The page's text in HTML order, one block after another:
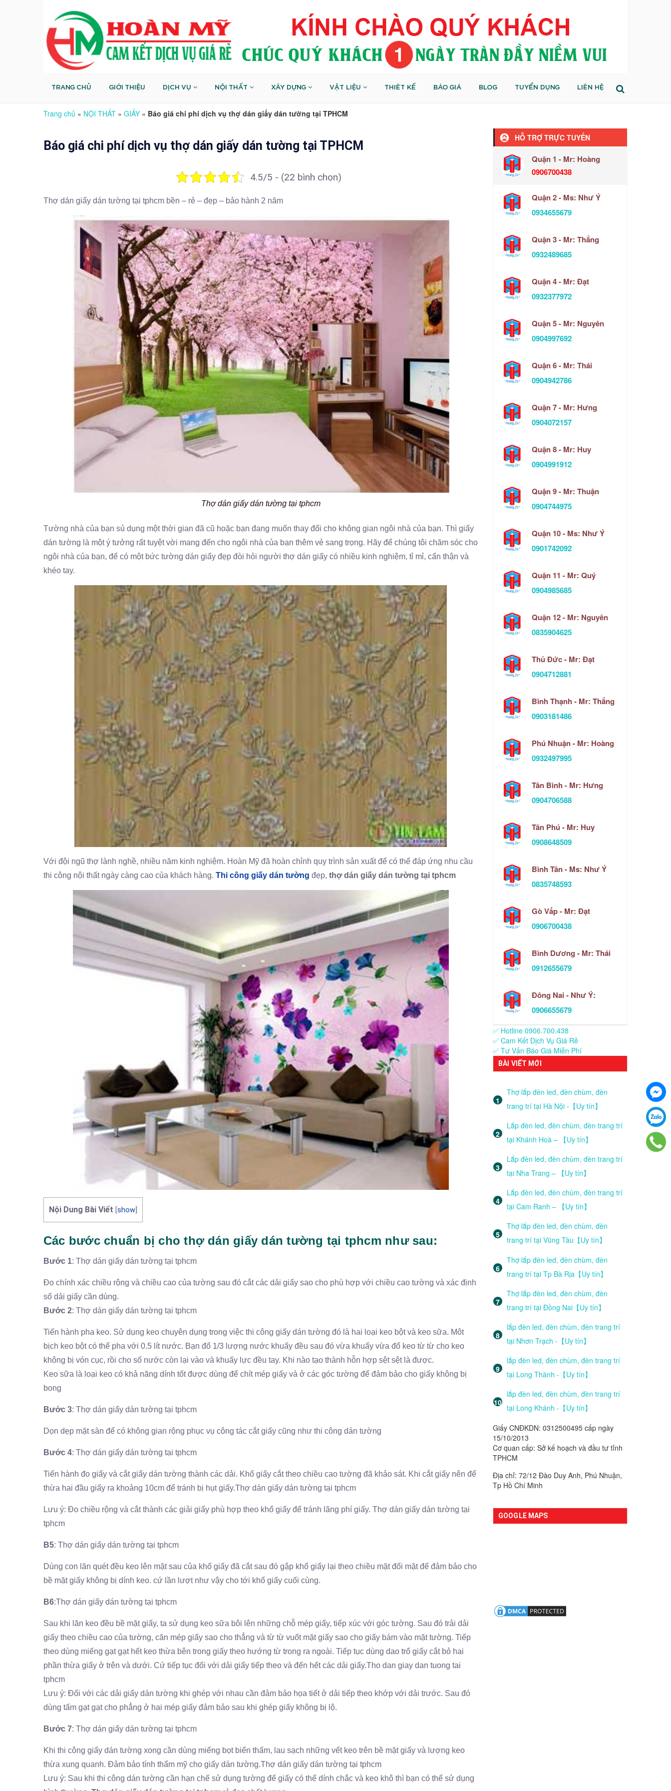
TRANG CHỦ GIỚI THIỆU DỊCH VỤ NỘI THẤT XÂY DỰNG VẬT LIỆU THIÊT KẾ BÁO GIÁ BLOG TUYỂN DỤNG LIÊN HỆ
Trang chủ » NỘI THẤT » GIẤY » Báo giá chi phí dịch vụ thợ dán giấy dán tường tại TPHCM
Báo giá chi phí dịch vụ thợ dán giấy dán tường tại TPHCM
4.5/5 - (22 bình chọn)
Thợ dán giấy dán tường tại tphcm bền – rẻ – đẹp – bảo hành 2 năm
Thợ dán giấy dán tường tại tphcm
Tường nhà của bạn sủ dụng một thời gian đã cũ hoặc bạn đang muốn thay đổi cho không gian ngôi nhà của bạn. Thì giấy
dán tường là một ý tưởng rất tuyệt vời mang đến cho ngôi nhà của bạn thêm vẻ sang trọng. Hãy để chúng tôi chăm sóc cho
ngôi nhà của bạn, để có một bức tường dán giấy đẹp đòi hỏi người thợ dán giấy có nhiều kinh nghiệm, tỉ mỉ, cẩn thận và
khéo tay.
Với đội ngũ thợ lành nghề, nhiều năm kinh nghiệm. Hoàn Mỹ đã hoàn chỉnh quy trình sản xuất để có thể đáp ứng nhu cầu
thi công nội thất ngày càng cao của khách hàng. Thi công giấy dán tường đẹp, thợ dán giấy dán tường tại tphcm
Nội Dung Bài Viết show
Các bước chuẩn bị cho thợ dán giấy dán tường tại tphcm như sau:
Bước 1: Thợ dán giấy dán tường tại tphcm
Đo chính xác chiều rộng và chiều cao của tường sau đó cắt các dải giấy sao cho phù hợp với chiều cao tường và xác định
số dải giấy cần dùng.
Bước 2: Thợ dán giấy dán tường tại tphcm
Tiến hành pha keo. Sử dụng keo chuyên dụng trong việc thi công giấy dán tường đó là hai loại keo bột và keo sữa. Môt
bịch keo bột có thể pha với 0.5 lít nước. Bạn đổ 1/3 lượng nước khuấy đều sau đó vừa khuấy vừa đổ keo từ từ cho keo
không bị vón cục, rồi cho số nước còn lại vào và khuấy lực đều tay. Khi nào tạo thành hỗn hợp sệt sệt là được.
Keo sữa là loại keo có khả năng dính tốt được dùng để chít mép giấy và ở các góc tường để đảm bảo cho giấy không bị
bong
Bước 3: Thợ dán giấy dán tường tại tphcm
Dọn dẹp mặt sàn để có không gian rộng phục vụ công tác cắt giấy cũng như thi công dán tường
Bước 4: Thợ dán giấy dán tường tại tphcm
Tiến hành đo giấy và cắt giấy dán tường thành các dải. Khổ giấy cắt theo chiều cao tường đã khảo sát. Khi cắt giấy nên để
thừa hai đầu giấy ra khoảng 10cm để tránh bị hụt giấy.Thợ dán giấy dán tường tại tphcm
Lưu ý: Đo chiều rộng và cắt thành các giải giấy phù hợp theo khổ giấy để tránh lãng phí giấy. Thợ dán giấy dán tường tại
tphcm
B5: Thợ dán giấy dán tường tại tphcm
Dùng con lăn quét đều keo lên mặt sau của khổ giấy đã cắt sau đó gập khổ giấy lại theo chiều mặt đối mặt để đảm bảo cho
bề mặt giấy không bị dính keo. cứ lần lượt như vậy cho tới khổ giấy cuối cùng.
B6:Thợ dán giấy dán tường tại tphcm
Sau khi lăn keo đều bề mặt giấy, ta sử dụng keo sữa bôi lên những chỗ mép giấy, tiếp xúc với góc tường. Sau đó trải dải
giấy theo chiều cao của tường, căn mép giấy sao cho thẳng và từ từ vuốt mặt giấy sao cho giấy bám vào mặt tường. Tiếp
theo dùng miếng gạt gạt hết keo thừa bên trong giấy theo hướng từ trong ra ngoài. Tiếp tục dùng dao trổ giấy cắt bỏ hai
phần thừa giấy ở trên và dưới. Cứ tiếp tục đối với dải giấy tiếp theo và đến hết các dải giấy.Tho dan giay dan tuong tai
tphcm
Lưu ý: Đối với các dải giấy dán tường khi ghép với nhau cần đảm bảo họa tiết ở dải tiếp theo khớp với dải trước. Sau đó
dùng tấm gạt gạt cho phẳng ở hai mép giấy đảm bảo sau khi ghép giấy không bị lộ.
Bước 7: Thợ dán giấy dán tường tại tphcm
Khi thi công giấy dán tường xong cần dùng miếng bọt biển thấm, lau sạch những vết keo trên bề mặt giấy và lượng keo
thừa xung quanh. Đảm bảo tính thẩm mỹ cho giấy dán tường.Thợ dán giấy dán tường tại tphcm
Lưu ý: Sau khi thi công dán tường cần hạn chế sử dụng tường để giấy có thể dính chắc và keo khô thì bạn có thể sử dụng
HỖ TRỢ TRỰC TUYẾN
Quận 1 - Mr: Hoàng
0906700438
Quận 2 - Ms: Như Ý
0934655679
Quận 3 - Mr: Thắng
0932489685
Quận 4 - Mr: Đạt
0932377972
Quận 5 - Mr: Nguyên
0904997692
Quận 6 - Mr: Thái
0904942786
Quận 7 - Mr: Hưng
0904072157
Quận 8 - Mr: Huy
0904991912
Quận 9 - Mr: Thuận
0904744975
Quận 10 - Ms: Như Ý
0901742092
Quận 11 - Mr: Quý
0904985685
Quận 12 - Mr: Nguyên
0835904625
Thủ Đức - Mr: Đạt
0904712881
Bình Thạnh - Mr: Thắng
0903181486
Phú Nhuận - Mr: Hoàng
0932497995
Tân Bình - Mr: Hưng
0904706588
Tân Phú - Mr: Huy
0908648509
Bình Tân - Ms: Như Ý
0835748593
Gò Vấp - Mr: Đạt
0906700438
Bình Dương - Mr: Thái
0912655679
Đông Nai - Như Ý:
0906655679
✅ Hotline 0906.700.438
✅ Cam Kết Dịch Vụ Giá Rẻ
✅ Tư Vấn Báo Giá Miễn Phí
BÀI VIẾT MỚI
Thợ lắp đèn led, đèn chùm, đèn
trang trí tại Hà Nội -【Uy tín】
Lắp đèn led, đèn chùm, đèn trang trí
tại Khánh Hoà – 【Uy tín】
Lắp đèn led, đèn chùm, đèn trang trí
tại Nha Trang – 【Uy tín】
Lắp đèn led, đèn chùm, đèn trang trí
tại Cam Ranh – 【Uy tín】
Thợ lắp đèn led, đèn chùm, đèn
trang trí tại Vũng Tàu【Uy tín】
Thợ lắp đèn led, đèn chùm, đèn
trang trí tại Tp Bà Rịa【Uy tín】
Thợ lắp đèn led, đèn chùm, đèn
trang trí tại Đồng Nai【Uy tín】
lắp đèn led, đèn chùm, đèn trang trí
tại Nhơn Trạch -【Uy tín】
lắp đèn led, đèn chùm, đèn trang trí
tại Long Thành -【Uy tín】
lắp đèn led, đèn chùm, đèn trang trí
tại Long Khánh -【Uy tín】
Giấy CNĐKDN: 0312500495 cấp ngày
15/10/2013
Cơ quan cấp: Sở kế hoạch và đầu tư tỉnh
TPHCM
Địa chỉ: 72/12 Đào Duy Anh, Phú Nhuận,
Tp Hồ Chí Minh
GOOGLE MAPS